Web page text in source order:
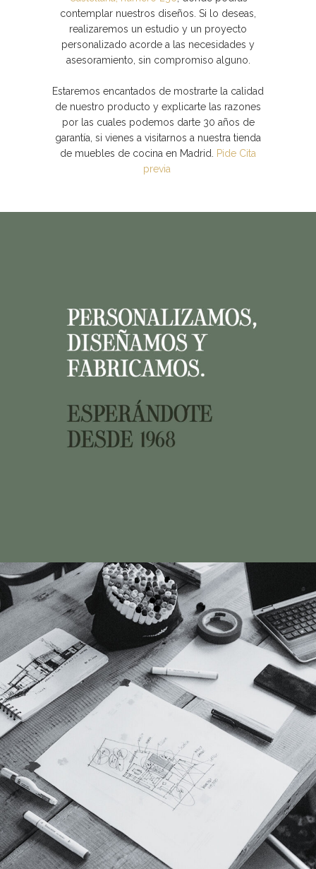
contemplar nuestros diseños. Si lo deseas,
realizaremos un estudio y un proyecto
personalizado acorde a las necesidades y
asesoramiento, sin compromiso alguno.
Estaremos encantados de mostrarte la calidad
de nuestro producto y explicarte las razones
por las cuales podemos darte 30 años de
garantía, si vienes a visitarnos a nuestra tienda
de muebles de cocina en Madrid.
Pide Cita
previa